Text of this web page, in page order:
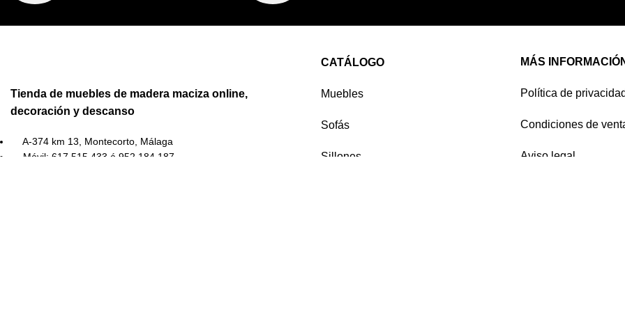
Tienda de muebles de madera maciza online,
decoración y descanso
A-374 km 13, Montecorto, Málaga
Móvil: 617 515 433 ó 952 184 187
CATÁLOGO
Muebles
Sofás
Sillones
MÁS
Política de privacidad
Condiciones de
Aviso legal